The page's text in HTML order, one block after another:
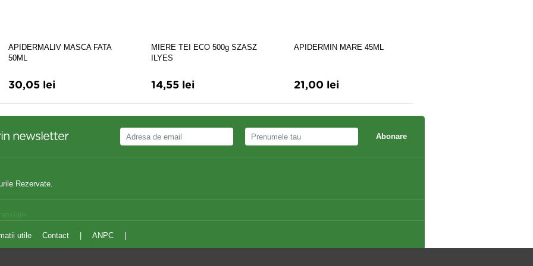
APIDERMALIV MASCA FATA
50ML
30,05 lei
MIERE TEI ECO 500g SZASZ
ILYES
14,55 lei
APIDERMIN MARE 45ML
21,00 lei
newsletter Abonare
Rezervate.
utile Contact ANPC